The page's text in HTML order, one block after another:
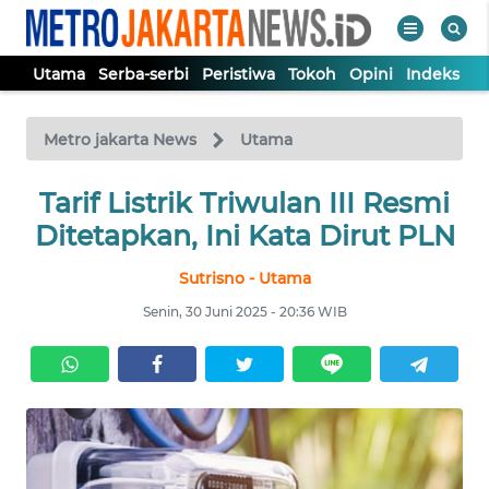
Utama Serba-serbi Peristiwa Tokoh Opini Indeks
Metro jakarta News Utama
Tarif Listrik Triwulan III Resmi
Ditetapkan, Ini Kata Dirut PLN
Sutrisno - Utama
Senin, 30 Juni 2025 - 20:36 WIB
TV
Tutup
UTAMA
PERISTIWA
TOKOH